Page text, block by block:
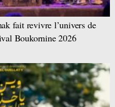
fait revivre l’univers de
Boukornine 2026